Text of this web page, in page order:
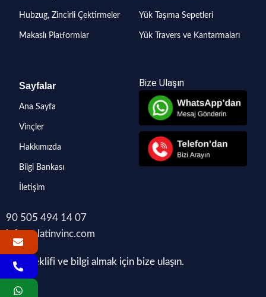
Hubzug, Zincirli Çektirmeler
Makaslı Platformlar
Yük Taşıma Sepetleri
Yük Travers ve Kantarmaları
Sayfalar
Ana Sayfa
Vinçler
Hakkımızda
Bilgi Bankası
İletişim
Bize Ulaşın
90 505 494 14 07
info@platinvinc.com
Fiyat teklifi ve bilgi almak için bize ulaşın.